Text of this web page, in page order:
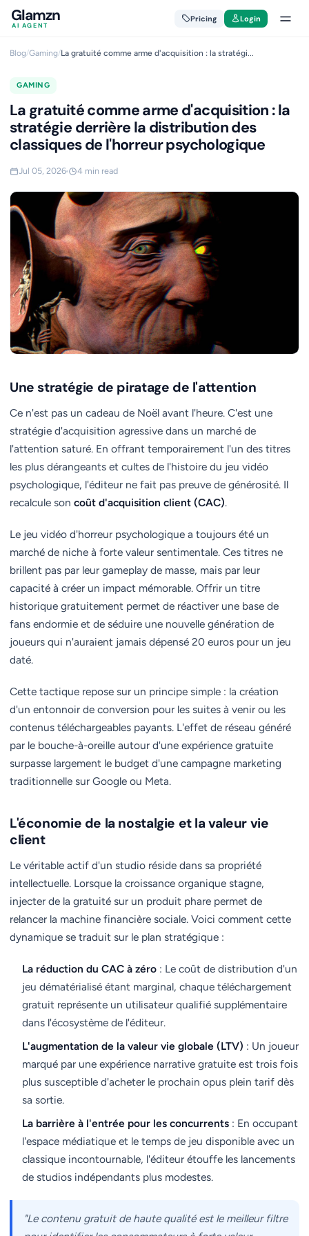
Glamzn
AI AGENT
Pricing Login
Blog/Gaming/La gratuité comme arme d'acquisition : la stratégi...
GAMING
La gratuité comme arme d'acquisition : la
stratégie derrière la distribution des
classiques de l'horreur psychologique
Jul 05, 2026 4 min read
Une stratégie de piratage de l'attention
Ce n'est pas un cadeau de Noël avant l'heure. C'est une
stratégie d'acquisition agressive dans un marché de
l'attention saturé. En offrant temporairement l'un des titres
les plus dérangeants et cultes de l'histoire du jeu vidéo
psychologique, l'éditeur ne fait pas preuve de générosité. Il
recalcule son coût d'acquisition client (CAC).
Le jeu vidéo d'horreur psychologique a toujours été un
marché de niche à forte valeur sentimentale. Ces titres ne
brillent pas par leur gameplay de masse, mais par leur
capacité à créer un impact mémorable. Offrir un titre
historique gratuitement permet de réactiver une base de
fans endormie et de séduire une nouvelle génération de
joueurs qui n'auraient jamais dépensé 20 euros pour un jeu
daté.
Cette tactique repose sur un principe simple : la création
d'un entonnoir de conversion pour les suites à venir ou les
contenus téléchargeables payants. L'effet de réseau généré
par le bouche-à-oreille autour d'une expérience gratuite
surpasse largement le budget d'une campagne marketing
traditionnelle sur Google ou Meta.
L'économie de la nostalgie et la valeur vie
client
Le véritable actif d'un studio réside dans sa propriété
intellectuelle. Lorsque la croissance organique stagne,
injecter de la gratuité sur un produit phare permet de
relancer la machine financière sociale. Voici comment cette
dynamique se traduit sur le plan stratégique :
La réduction du CAC à zéro : Le coût de distribution d'un
jeu dématérialisé étant marginal, chaque téléchargement
gratuit représente un utilisateur qualifié supplémentaire
dans l'écosystème de l'éditeur.
L'augmentation de la valeur vie globale (LTV) : Un joueur
marqué par une expérience narrative gratuite est trois fois
plus susceptible d'acheter le prochain opus plein tarif dès
sa sortie.
La barrière à l'entrée pour les concurrents : En occupant
l'espace médiatique et le temps de jeu disponible avec un
classique incontournable, l'éditeur étouffe les lancements
de studios indépendants plus modestes.
"Le contenu gratuit de haute qualité est le meilleur filtre